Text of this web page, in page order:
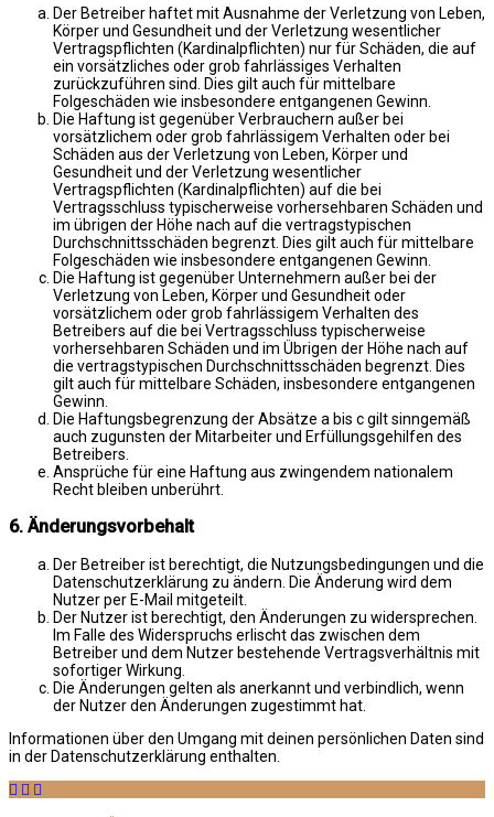
Der Betreiber haftet mit Ausnahme der Verletzung von Leben,
Körper und Gesundheit und der Verletzung wesentlicher
Vertragspflichten (Kardinalpflichten) nur für Schäden, die auf
ein vorsätzliches oder grob fahrlässiges Verhalten
zurückzuführen sind. Dies gilt auch für mittelbare
Folgeschäden wie insbesondere entgangenen Gewinn.
Die Haftung ist gegenüber Verbrauchern außer bei
vorsätzlichem oder grob fahrlässigem Verhalten oder bei
Schäden aus der Verletzung von Leben, Körper und
Gesundheit und der Verletzung wesentlicher
Vertragspflichten (Kardinalpflichten) auf die bei
Vertragsschluss typischerweise vorhersehbaren Schäden und
im übrigen der Höhe nach auf die vertragstypischen
Durchschnittsschäden begrenzt. Dies gilt auch für mittelbare
Folgeschäden wie insbesondere entgangenen Gewinn.
Die Haftung ist gegenüber Unternehmern außer bei der
Verletzung von Leben, Körper und Gesundheit oder
vorsätzlichem oder grob fahrlässigem Verhalten des
Betreibers auf die bei Vertragsschluss typischerweise
vorhersehbaren Schäden und im Übrigen der Höhe nach auf
die vertragstypischen Durchschnittsschäden begrenzt. Dies
gilt auch für mittelbare Schäden, insbesondere entgangenen
Gewinn.
Die Haftungsbegrenzung der Absätze a bis c gilt sinngemäß
auch zugunsten der Mitarbeiter und Erfüllungsgehilfen des
Betreibers.
Ansprüche für eine Haftung aus zwingendem nationalem
Recht bleiben unberührt.
6. Änderungsvorbehalt
Der Betreiber ist berechtigt, die Nutzungsbedingungen und die
Datenschutzerklärung zu ändern. Die Änderung wird dem
Nutzer per E-Mail mitgeteilt.
Der Nutzer ist berechtigt, den Änderungen zu widersprechen.
Im Falle des Widerspruchs erlischt das zwischen dem
Betreiber und dem Nutzer bestehende Vertragsverhältnis mit
sofortiger Wirkung.
Die Änderungen gelten als anerkannt und verbindlich, wenn
der Nutzer den Änderungen zugestimmt hat.
Informationen über den Umgang mit deinen persönlichen Daten sind
in der Datenschutzerklärung enthalten.